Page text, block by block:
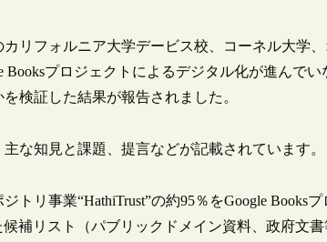
リフォルニア大学デービス校、コーネル大学、
Booksプロジェクトによるデジタル化が進んで
検証した結果が報告されました。
な知見と課題、提言などが記載されています。
トリ事業“HathiTrust”の約95％をGoogle Books
補リスト（パブリックドメイン資料、政府文